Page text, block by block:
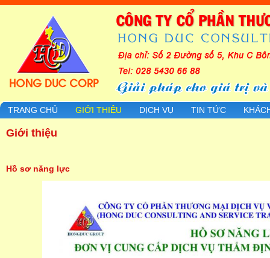
TRANG CHỦ GIỚI THIỆU DỊCH VỤ TIN TỨC
Giới thiệu
Hồ sơ năng lực